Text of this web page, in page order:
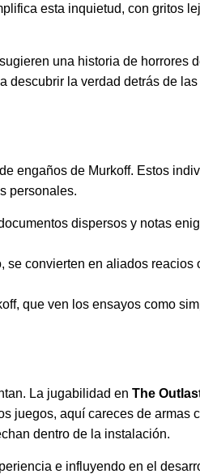
esta inquietud, con gritos
una historia de horrores
descubrir la verdad detrás de
engaños de Murkoff. Estos
personales.
dispersos y notas
se convierten en aliados reacios
que ven los ensayos como
La jugabilidad en The
juegos, aquí careces de armas
dentro de la instalación.
e influyendo en el